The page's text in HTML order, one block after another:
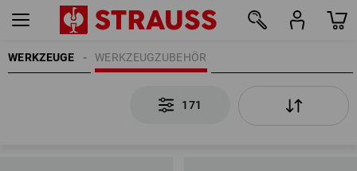
WERKZEUGE WERKZEUGZUBEHÖR
171